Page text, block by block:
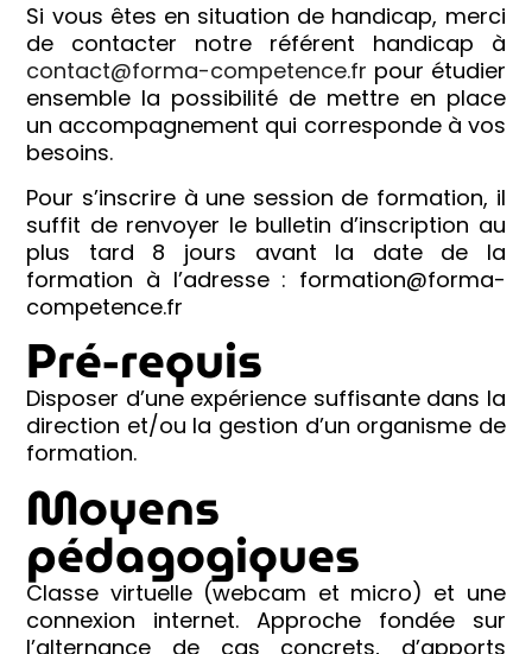
Si vous êtes en situation de handicap, merci
de contacter notre référent handicap à
contact@forma-competence.fr pour étudier
ensemble la possibilité de mettre en place
un accompagnement qui corresponde à vos
besoins.
Pour s’inscrire à une session de formation, il
suffit de renvoyer le bulletin d’inscription au
plus tard 8 jours avant la date de la
formation à l’adresse : formation@forma-
competence.fr
Pré-requis
Disposer d’une expérience suffisante dans la
direction et/ou la gestion d’un organisme de
formation.
Moyens
pédagogiques
Classe virtuelle (webcam et micro) et une
connexion internet. Approche fondée sur
l’alternance de cas concrets, d’apports